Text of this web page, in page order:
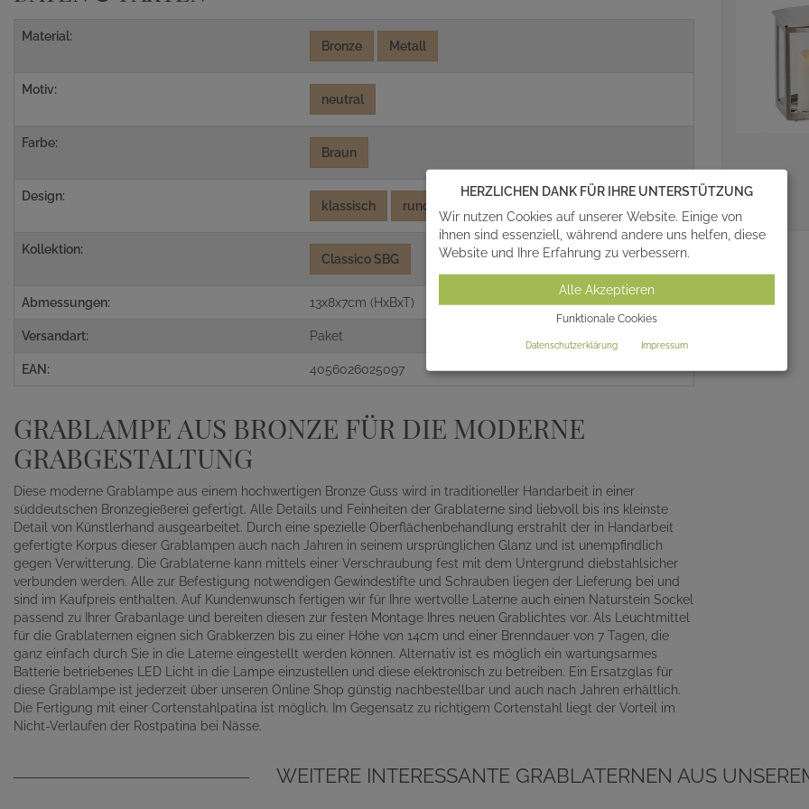
Material:
Bronze Metall
Motiv:
neutral
Farbe:
Braun
Design:
klassisch rund
Kollektion:
Classico SBG
Abmessungen: 13x8x7cm (HxBxT)
Versandart: Paket
EAN: 4056026025097
GRABLAMPE AUS BRONZE FÜR DIE MODERNE
GRABGESTALTUNG
Diese moderne Grablampe aus einem hochwertigen Bronze Guss wird in traditioneller Handarbeit in einer
süddeutschen Bronzegießerei gefertigt. Alle Details und Feinheiten der Grablaterne sind liebvoll bis ins kleinste
Detail von Künstlerhand ausgearbeitet. Durch eine spezielle Oberflächenbehandlung erstrahlt der in Handarbeit
gefertigte Korpus dieser Grablampen auch nach Jahren in seinem ursprünglichen Glanz und ist unempfindlich
gegen Verwitterung. Die Grablaterne kann mittels einer Verschraubung fest mit dem Untergrund diebstahlsicher
verbunden werden. Alle zur Befestigung notwendigen Gewindestifte und Schrauben liegen der Lieferung bei und
sind im Kaufpreis enthalten. Auf Kundenwunsch fertigen wir für Ihre wertvolle Laterne auch einen Naturstein Sockel
passend zu Ihrer Grabanlage und bereiten diesen zur festen Montage Ihres neuen Grablichtes vor. Als Leuchtmittel
für die Grablaternen eignen sich Grabkerzen bis zu einer Höhe von 14cm und einer Brenndauer von 7 Tagen, die
ganz einfach durch Sie in die Laterne eingestellt werden können. Alternativ ist es möglich ein wartungsarmes
Batterie betriebenes LED Licht in die Lampe einzustellen und diese elektronisch zu betreiben. Ein Ersatzglas für
diese Grablampe ist jederzeit über unseren Online Shop günstig nachbestellbar und auch nach Jahren erhältlich.
Die Fertigung mit einer Cortenstahlpatina ist möglich. Im Gegensatz zu richtigem Cortenstahl liegt der Vorteil im
Nicht-Verlaufen der Rostpatina bei Nässe.
WEITERE INTERESSANTE GRABLATERNEN AUS
HERZLICHEN DANK FÜR IHRE UNTERSTÜTZUNG
Wir nutzen Cookies auf unserer Website. Einige von
ihnen sind essenziell, während andere uns helfen, diese
Website und Ihre Erfahrung zu verbessern.
Alle Akzeptieren
Funktionale Cookies
Datenschutzerklärung Impressum